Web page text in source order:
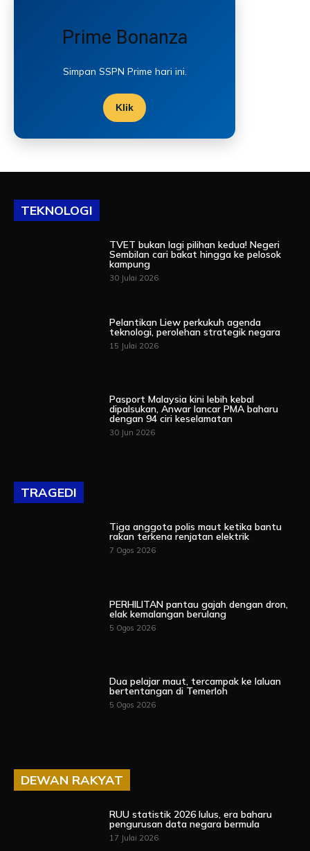
Prime Bonanza
Simpan SSPN Prime hari ini.
Klik
TEKNOLOGI
TVET bukan lagi pilihan kedua! Negeri
Sembilan cari bakat hingga ke pelosok
kampung
30 Julai 2026
Pelantikan Liew perkukuh agenda
teknologi, perolehan strategik negara
15 Julai 2026
Pasport Malaysia kini lebih kebal
dipalsukan, Anwar lancar PMA baharu
dengan 94 ciri keselamatan
30 Jun 2026
TRAGEDI
Tiga anggota polis maut ketika bantu
rakan terkena renjatan elektrik
7 Ogos 2026
PERHILITAN pantau gajah dengan dron,
elak kemalangan berulang
5 Ogos 2026
Dua pelajar maut, tercampak ke laluan
bertentangan di Temerloh
5 Ogos 2026
DEWAN RAKYAT
RUU statistik 2026 lulus, era baharu
pengurusan data negara bermula
17 Julai 2026